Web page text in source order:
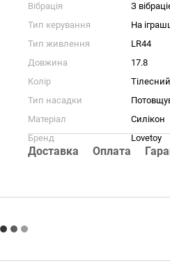
Вібрація
З
Тип керування
На
Тип живлення
LR44
Довжина
17.8
Колір
Тілесний
Тип насадки
Матеріал
Силікон
Бренд
Lovetoy
Доставка Оплата